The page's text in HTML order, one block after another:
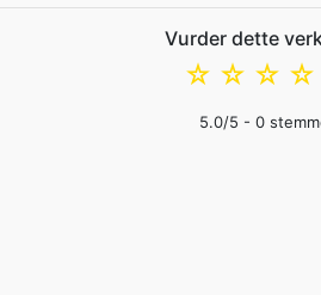
Vurder dette
☆
☆
☆
☆
5.0/5 - 0